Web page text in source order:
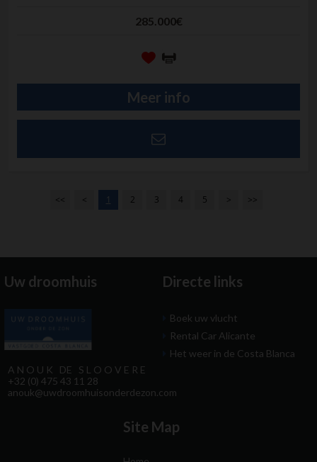
285.000€
Meer info
<< < 1 2 3 4 5 > >>
Uw droomhuis
A N O U K DE S L O O V E R E
+32 (0) 475 43 11 28
anouk@uwdroomhuisonderdezon.com
Directe links
Boek uw vlucht
Rental Car Alicante
Het weer in de Costa Blanca
Site Map